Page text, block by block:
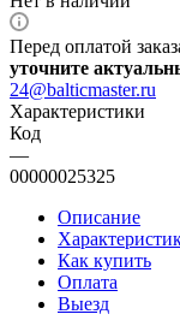
Перед оплатой
уточните
24@balticmaster.ru
Характеристики
Код
—
00000025325
Описание
Как купить
Оплата
Выезд